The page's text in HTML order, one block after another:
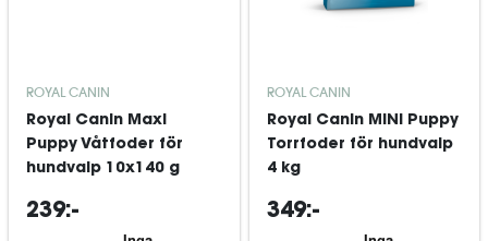
ROYAL CANIN
Royal Canin Maxi
Puppy Våtfoder för
hundvalp 10x140 g
239:-
ROYAL CANIN
Royal Canin MINI Puppy
Torrfoder för hundvalp
4 kg
349:-